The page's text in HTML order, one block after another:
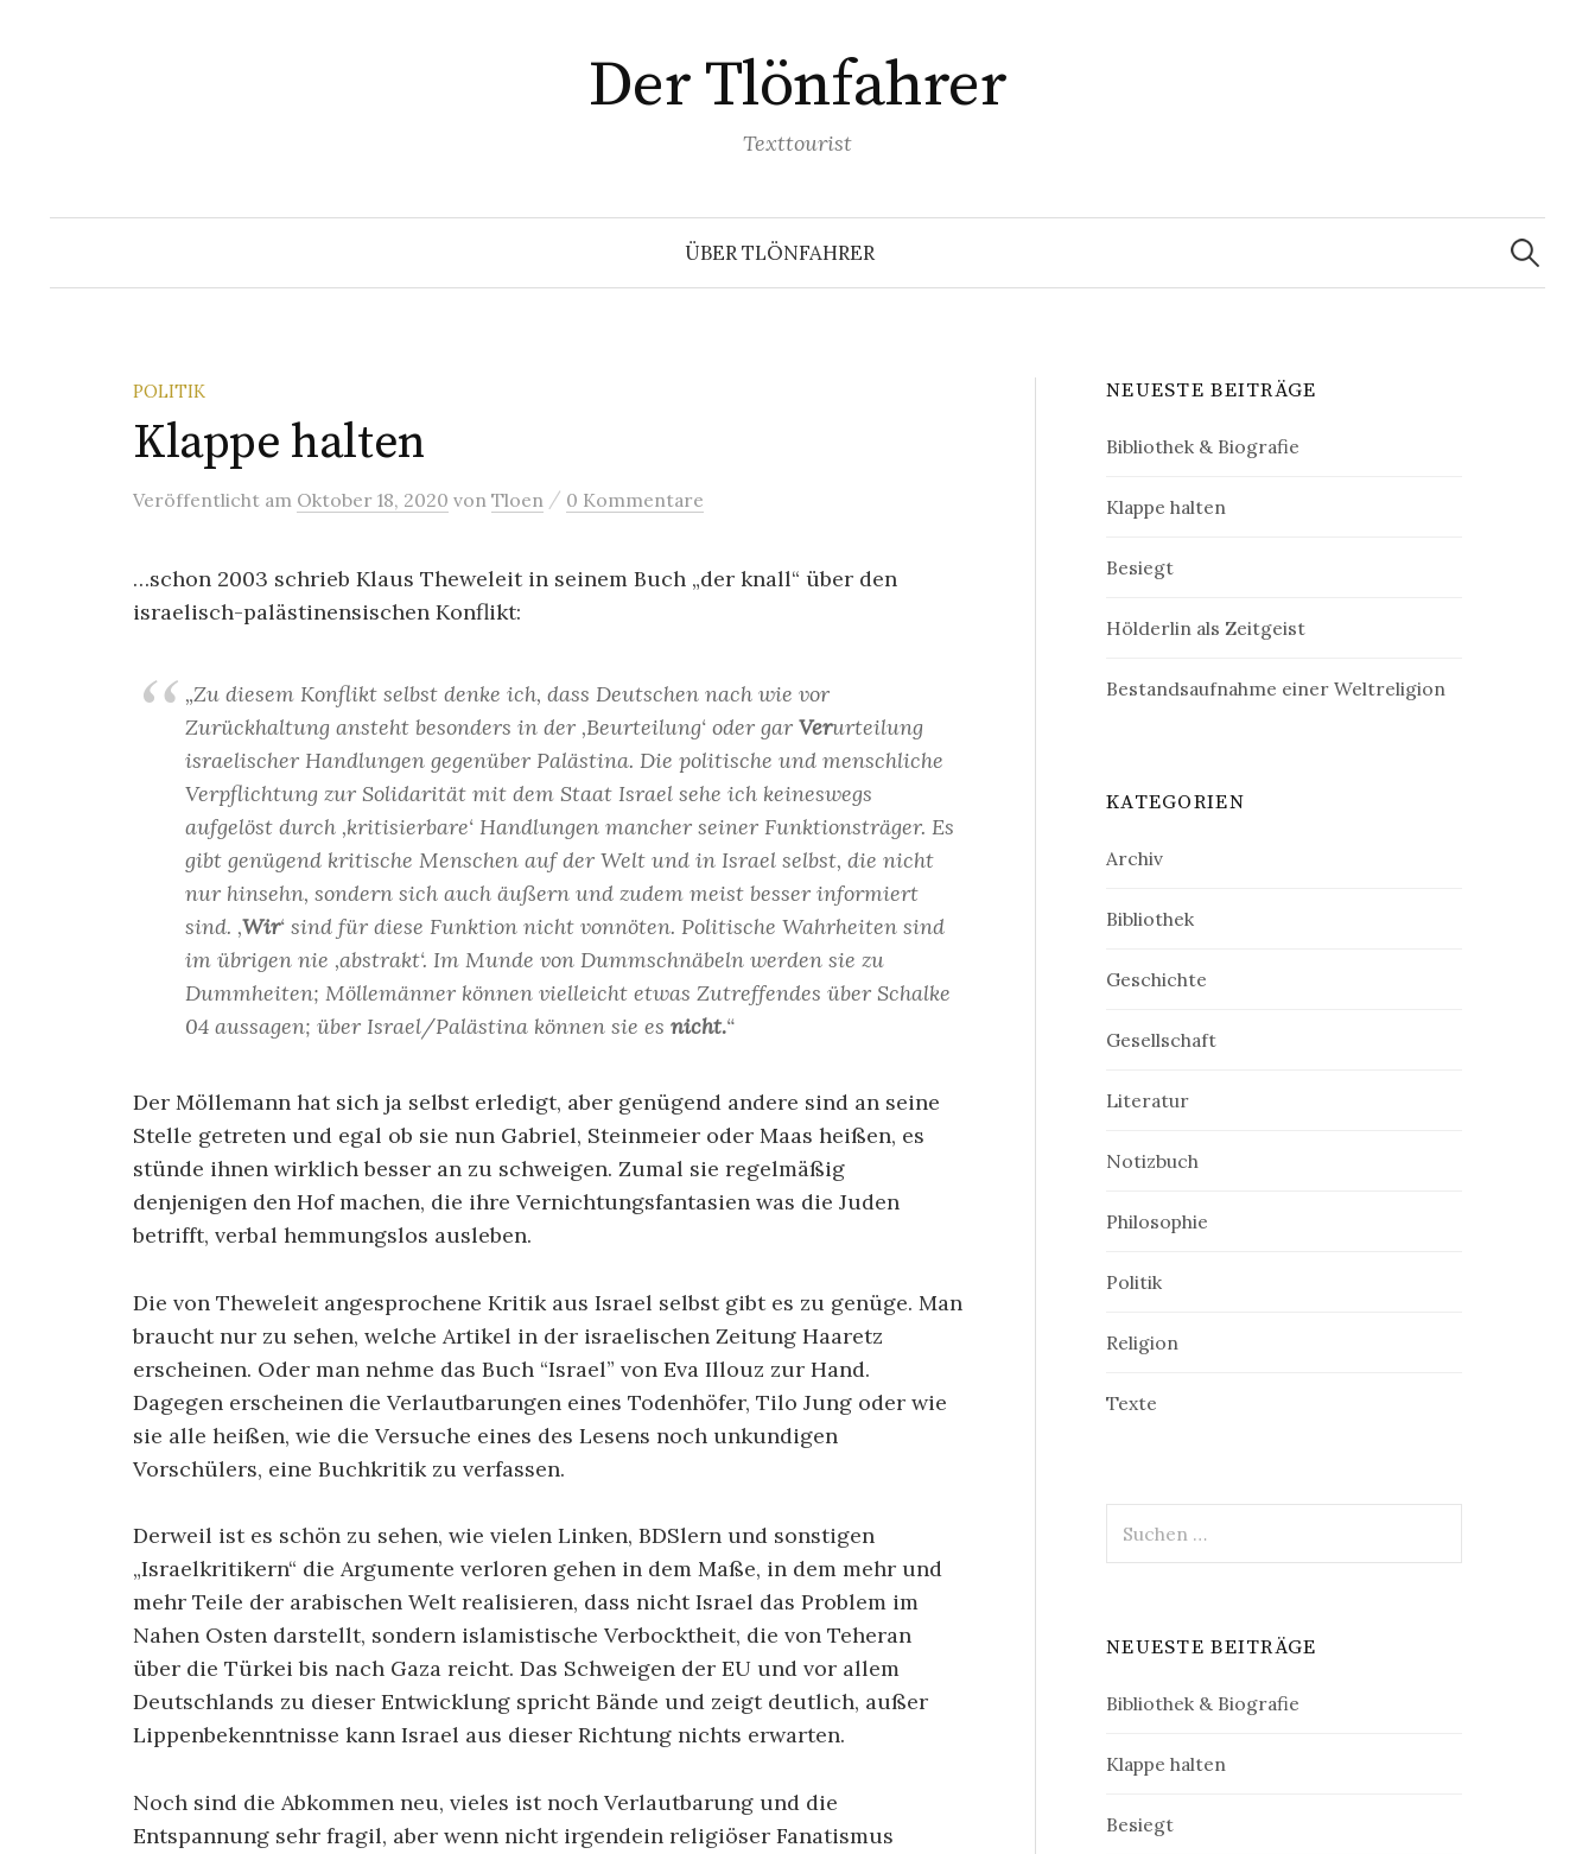
Der Tlönfahrer
Texttourist
ÜBER TLÖNFAHRER
Suchen
nach:
POLITIK
Klappe halten
Veröffentlicht am Oktober 18, 2020 von Tloen / 0 Kommentare
…schon 2003 schrieb Klaus Theweleit in seinem Buch „der knall“ über den
israelisch-palästinensischen Konflikt:
„Zu diesem Konflikt selbst denke ich, dass Deutschen nach wie vor
Zurückhaltung ansteht besonders in der ‚Beurteilung‘ oder gar Verurteilung
israelischer Handlungen gegenüber Palästina. Die politische und menschliche
Verpflichtung zur Solidarität mit dem Staat Israel sehe ich keineswegs
aufgelöst durch ‚kritisierbare‘ Handlungen mancher seiner Funktionsträger. Es
gibt genügend kritische Menschen auf der Welt und in Israel selbst, die nicht
nur hinsehn, sondern sich auch äußern und zudem meist besser informiert
sind. ‚Wir‘ sind für diese Funktion nicht vonnöten. Politische Wahrheiten sind
im übrigen nie ‚abstrakt‘. Im Munde von Dummschnäbeln werden sie zu
Dummheiten; Möllemänner können vielleicht etwas Zutreffendes über Schalke
04 aussagen; über Israel/Palästina können sie es nicht.“
Der Möllemann hat sich ja selbst erledigt, aber genügend andere sind an seine
Stelle getreten und egal ob sie nun Gabriel, Steinmeier oder Maas heißen, es
stünde ihnen wirklich besser an zu schweigen. Zumal sie regelmäßig
denjenigen den Hof machen, die ihre Vernichtungsfantasien was die Juden
betrifft, verbal hemmungslos ausleben.
Die von Theweleit angesprochene Kritik aus Israel selbst gibt es zu genüge. Man
braucht nur zu sehen, welche Artikel in der israelischen Zeitung Haaretz
erscheinen. Oder man nehme das Buch “Israel” von Eva Illouz zur Hand.
Dagegen erscheinen die Verlautbarungen eines Todenhöfer, Tilo Jung oder wie
sie alle heißen, wie die Versuche eines des Lesens noch unkundigen
Vorschülers, eine Buchkritik zu verfassen.
Derweil ist es schön zu sehen, wie vielen Linken, BDSlern und sonstigen
„Israelkritikern“ die Argumente verloren gehen in dem Maße, in dem mehr und
mehr Teile der arabischen Welt realisieren, dass nicht Israel das Problem im
Nahen Osten darstellt, sondern islamistische Verbocktheit, die von Teheran
über die Türkei bis nach Gaza reicht. Das Schweigen der EU und vor allem
Deutschlands zu dieser Entwicklung spricht Bände und zeigt deutlich, außer
Lippenbekenntnisse kann Israel aus dieser Richtung nichts erwarten.
Noch sind die Abkommen neu, vieles ist noch Verlautbarung und die
Entspannung sehr fragil, aber wenn nicht irgendein religiöser Fanatismus
NEUESTE BEITRÄGE
Bibliothek & Biografie
Klappe halten
Besiegt
Hölderlin als Zeitgeist
Bestandsaufnahme einer Weltreligion
KATEGORIEN
Archiv
Bibliothek
Geschichte
Gesellschaft
Literatur
Notizbuch
Philosophie
Politik
Religion
Texte
nach:
NEUESTE BEITRÄGE
Bibliothek & Biografie
Klappe halten
Besiegt